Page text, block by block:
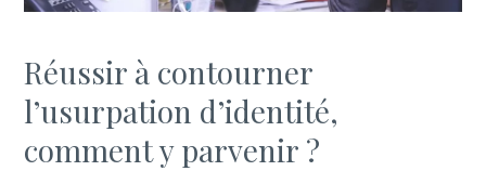
Réussir à contourner
l’usurpation d’identité,
comment y parvenir ?